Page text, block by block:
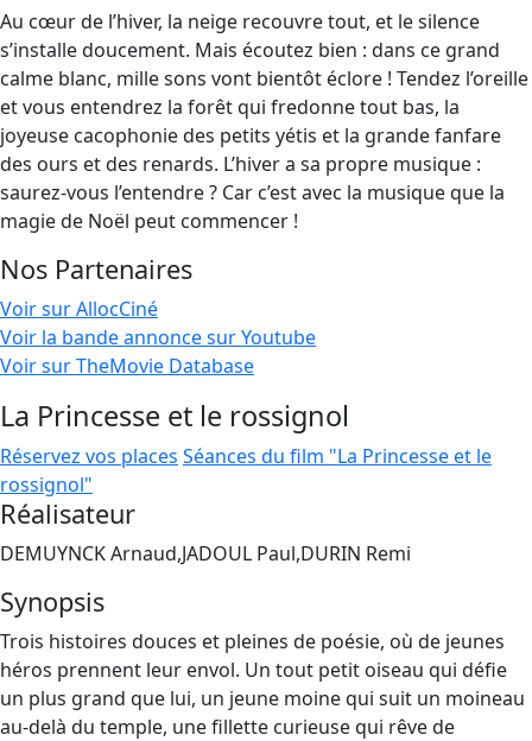
Au cœur de l’hiver, la neige recouvre tout, et le silence
s’installe doucement. Mais écoutez bien : dans ce grand
calme blanc, mille sons vont bientôt éclore ! Tendez l’oreille
et vous entendrez la forêt qui fredonne tout bas, la
joyeuse cacophonie des petits yétis et la grande fanfare
des ours et des renards. L’hiver a sa propre musique :
saurez-vous l’entendre ? Car c’est avec la musique que la
magie de Noël peut commencer !
Nos Partenaires
Voir sur AllocCiné
Voir la bande annonce sur Youtube
Voir sur TheMovie Database
La Princesse et le rossignol
Réservez vos places Séances du film "La Princesse et le
rossignol"
Réalisateur
DEMUYNCK Arnaud,JADOUL Paul,DURIN Remi
Synopsis
Trois histoires douces et pleines de poésie, où de jeunes
héros prennent leur envol. Un tout petit oiseau qui défie
un plus grand que lui, un jeune moine qui suit un moineau
au-delà du temple, une fillette curieuse qui rêve de